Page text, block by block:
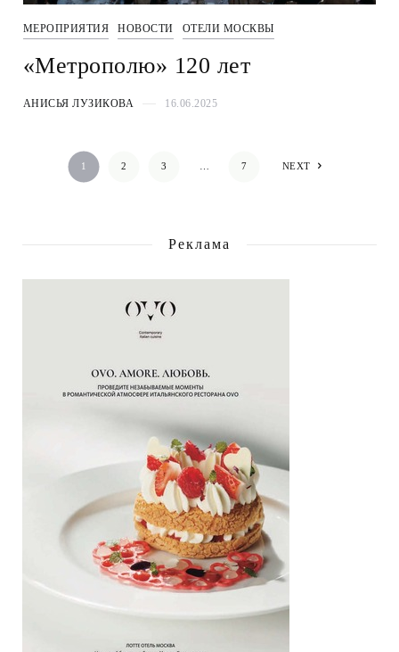
МЕРОПРИЯТИЯ НОВОСТИ ОТЕЛИ МОСКВЫ
«Метрополю» 120 лет
АНИСЬЯ ЛУЗИКОВА 16.06.2025
1 2 3 7 NEXT
Реклама